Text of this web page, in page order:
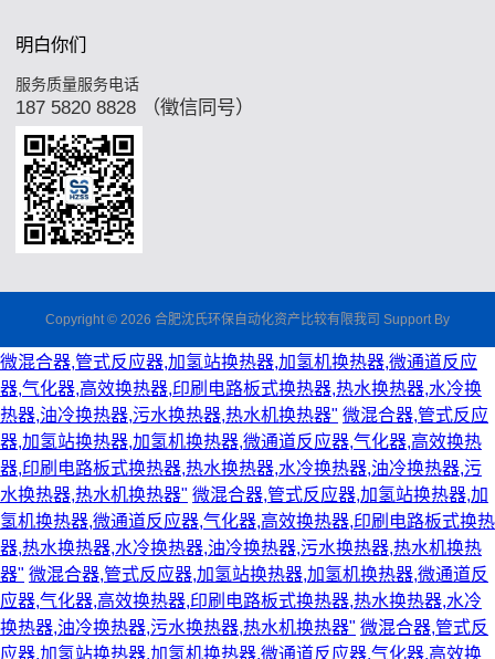
明白你们
服务质量服务电话
187 5820 8828 （徵信同号）
Copyright © 2026 合肥沈氏环保自动化资产比较有限我司 Support By
微混合器,管式反应器,加氢站换热器,加氢机换热器,微通道反应
器,气化器,高效换热器,印刷电路板式换热器,热水换热器,水冷换
热器,油冷换热器,污水换热器,热水机换热器" 微混合器,管式反应
器,加氢站换热器,加氢机换热器,微通道反应器,气化器,高效换热
器,印刷电路板式换热器,热水换热器,水冷换热器,油冷换热器,污
水换热器,热水机换热器" 微混合器,管式反应器,加氢站换热器,加
氢机换热器,微通道反应器,气化器,高效换热器,印刷电路板式换热
器,热水换热器,水冷换热器,油冷换热器,污水换热器,热水机换热
器" 微混合器,管式反应器,加氢站换热器,加氢机换热器,微通道反
应器,气化器,高效换热器,印刷电路板式换热器,热水换热器,水冷
换热器,油冷换热器,污水换热器,热水机换热器" 微混合器,管式反
应器,加氢站换热器,加氢机换热器,微通道反应器,气化器,高效换